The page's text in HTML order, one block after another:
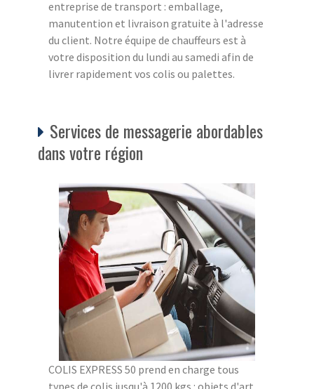
entreprise de transport : emballage,
manutention et livraison gratuite à l'adresse
du client. Notre équipe de chauffeurs est à
votre disposition du lundi au samedi afin de
livrer rapidement vos colis ou palettes.
Services de messagerie abordables
dans votre région
COLIS EXPRESS 50 prend en charge tous
types de colis jusqu'à 1200 kgs : objets d'art,